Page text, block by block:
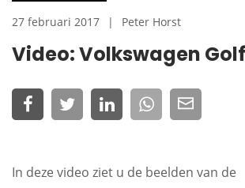
Video: Volkswagen Golf
27 februari 2017 Peter Horst
In deze video ziet u de beelden van de